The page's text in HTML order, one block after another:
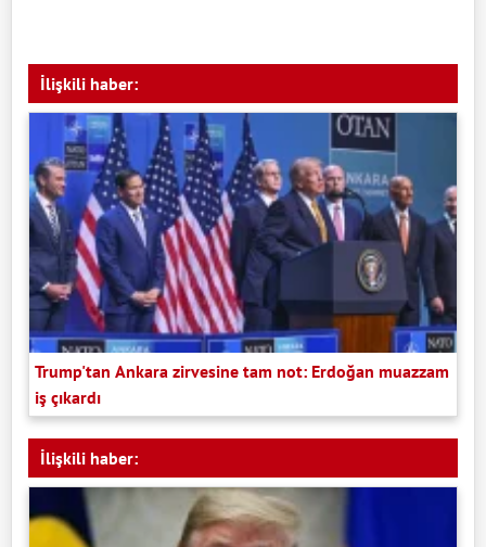
İlişkili haber:
Trump'tan Ankara zirvesine tam not: Erdoğan muazzam
iş çıkardı
İlişkili haber: